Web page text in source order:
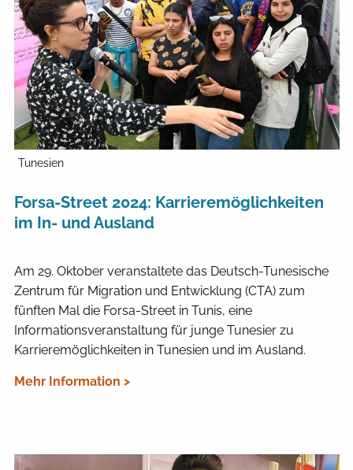
Tunesien
Forsa-Street 2024: Karrieremöglichkeiten
im In- und Ausland
Am 29. Oktober veranstaltete das Deutsch-Tunesische
Zentrum für Migration und Entwicklung (CTA) zum
fünften Mal die Forsa-Street in Tunis, eine
Informationsveranstaltung für junge Tunesier zu
Karrieremöglichkeiten in Tunesien und im Ausland.
Mehr Information >